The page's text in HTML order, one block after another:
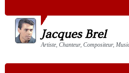
Jacques Brel
Artiste, Chanteur, Compositeur,